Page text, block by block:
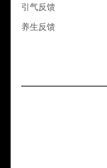
引气反馈
养生反馈